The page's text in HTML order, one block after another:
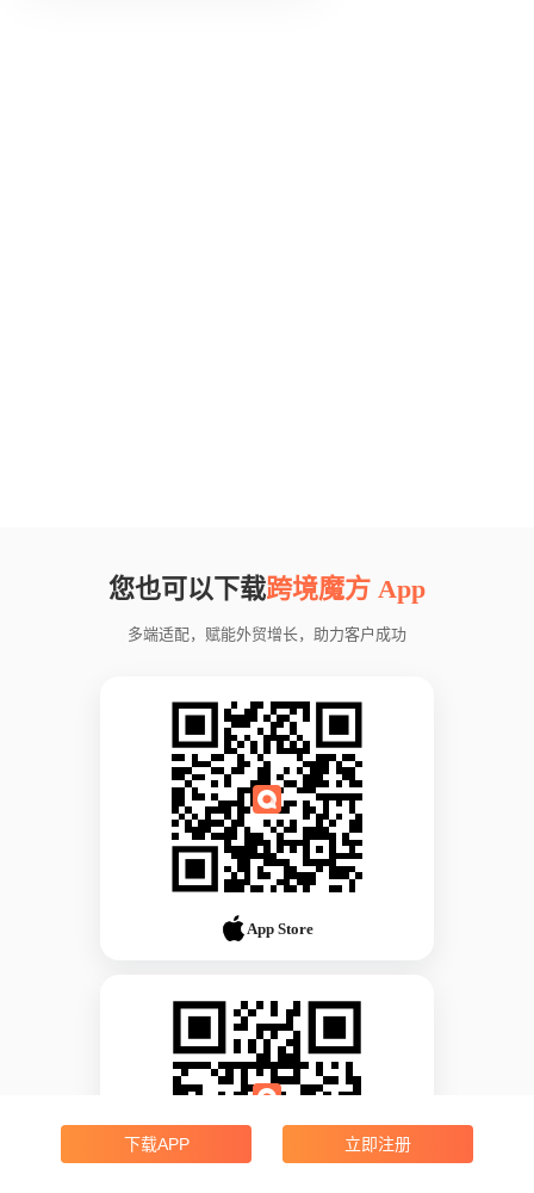
您也可以下载跨境魔方 App
多端适配，赋能外贸增长，助力客户成功
App Store
下载APP 立即注册